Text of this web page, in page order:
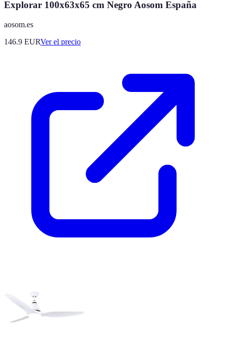
Explorar 100x63x65 cm Negro Aosom España
aosom.es
146.9 EURVer el precio